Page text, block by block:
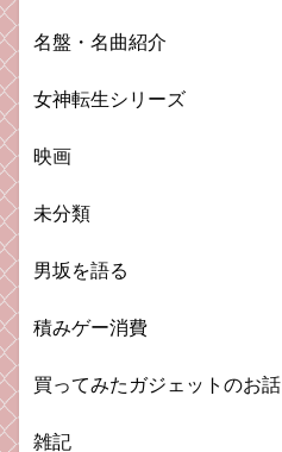
名盤・名曲紹介
女神転生シリーズ
映画
未分類
男坂を語る
積みゲー消費
買ってみたガジェットのお話
雑記